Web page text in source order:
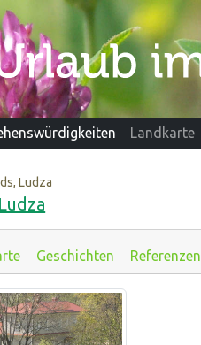
Landkarte
Ludza
Geschichten Referenzen